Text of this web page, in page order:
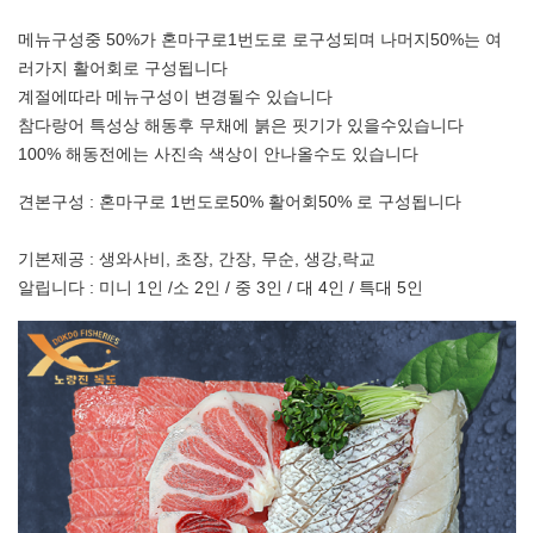
메뉴구성중 50%가 혼마구로1번도로 로구성되며 나머지50%는 여
러가지 활어회로 구성됩니다
계절에따라 메뉴구성이 변경될수 있습니다
참다랑어 특성상 해동후 무채에 붉은 핏기가 있을수있습니다
100% 해동전에는 사진속 색상이 안나올수도 있습니다
견본구성 : 혼마구로 1번도로50% 활어회50% 로 구성됩니다
기본제공 : 생와사비, 초장, 간장, 무순, 생강,락교
알립니다 : 미니 1인 /소 2인 / 중 3인 / 대 4인 / 특대 5인